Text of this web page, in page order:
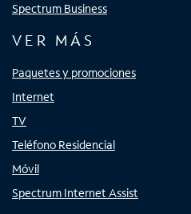
Spectrum Business
VER MÁS
Paquetes y promociones
Internet
TV
Teléfono Residencial
Móvil
Spectrum Internet Assist